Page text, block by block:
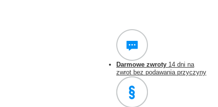
Darmowe zwroty 14 dni na
zwrot bez podawania przyczyny